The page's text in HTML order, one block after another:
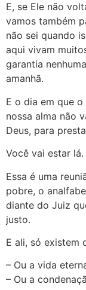
E, se Ele não
vamos também
não sei quando
aqui vivam
garantia
amanhã.
E o dia em que
nossa alma não
Deus, para
Você vai estar lá.
Essa é uma
pobre, o
diante do Juiz
justo.
E ali, só existem
– Ou a vida
– Ou a